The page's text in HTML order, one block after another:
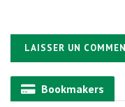
Alternative:Bookmakers